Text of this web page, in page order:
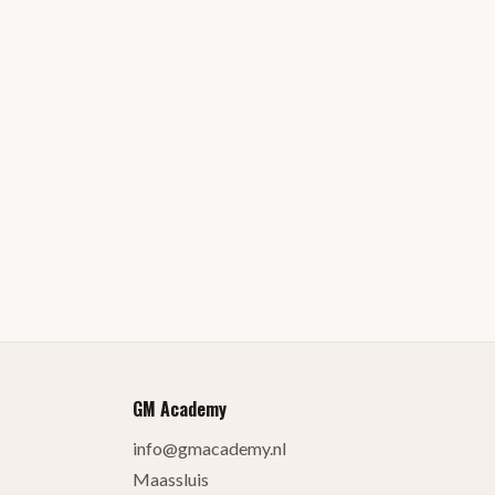
GM Academy
info@gmacademy.nl
Maassluis